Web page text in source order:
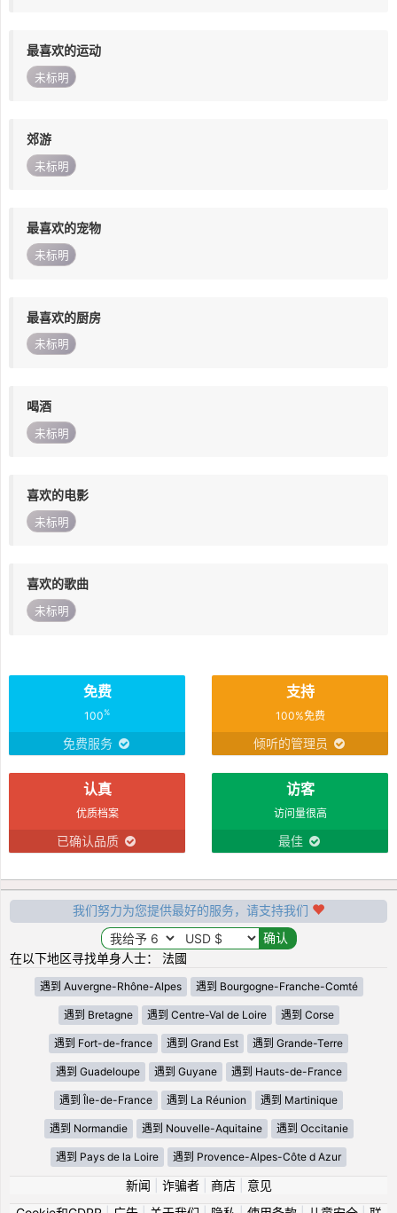
最喜欢的运动
未标明
郊游
未标明
最喜欢的宠物
未标明
最喜欢的厨房
未标明
喝酒
未标明
喜欢的电影
未标明
喜欢的歌曲
未标明
免费
100%
免费服务
支持
100%免费
倾听的管理员
认真
优质档案
已确认品质
访客
访问量很高
最佳
我们努力为您提供最好的服务，请支持我们
在以下地区寻找单身人士： 法國
遇到 Auvergne-Rhône-Alpes 遇到 Bourgogne-Franche-Comté
遇到 Bretagne 遇到 Centre-Val de Loire 遇到 Corse
遇到 Fort-de-france 遇到 Grand Est 遇到 Grande-Terre
遇到 Guadeloupe 遇到 Guyane 遇到 Hauts-de-France
遇到 Île-de-France 遇到 La Réunion 遇到 Martinique
遇到 Normandie 遇到 Nouvelle-Aquitaine 遇到 Occitanie
遇到 Pays de la Loire 遇到 Provence-Alpes-Côte d Azur
新闻 诈骗者| 商店| 意见